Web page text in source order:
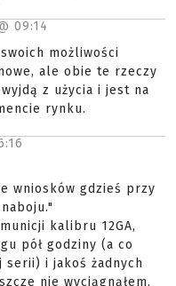
09:14
możliwości
ale obie te rzeczy
z użycia i jest na
rynku.
wniosków gdzieś przy
kalibru 12GA,
pół godziny (a co
serii) i jakoś żadnych
nie wyciągnąłem.